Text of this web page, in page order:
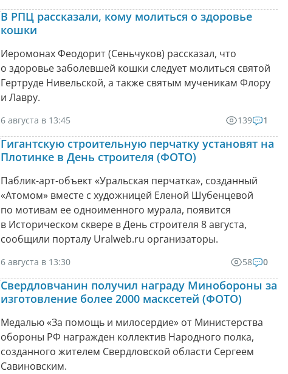
В РПЦ рассказали, кому молиться о здоровье
кошки
Иеромонах Феодорит (Сеньчуков) рассказал, что
о здоровье заболевшей кошки следует молиться святой
Гертруде Нивельской, а также святым мученикам Флору
и Лавру.
6 августа в 13:45 139 1
Гигантскую строительную перчатку установят на
Плотинке в День строителя (ФОТО)
Паблик-арт-объект «Уральская перчатка», созданный
«Атомом» вместе с художницей Еленой Шубенцевой
по мотивам ее одноименного мурала, появится
в Историческом сквере в День строителя 8 августа,
сообщили порталу Uralweb.ru организаторы.
6 августа в 13:30 58 0
Свердловчанин получил награду Минобороны за
изготовление более 2000 масксетей (ФОТО)
Медалью «За помощь и милосердие» от Министерства
обороны РФ награжден коллектив Народного полка,
созданного жителем Свердловской области Сергеем
Савиновским.